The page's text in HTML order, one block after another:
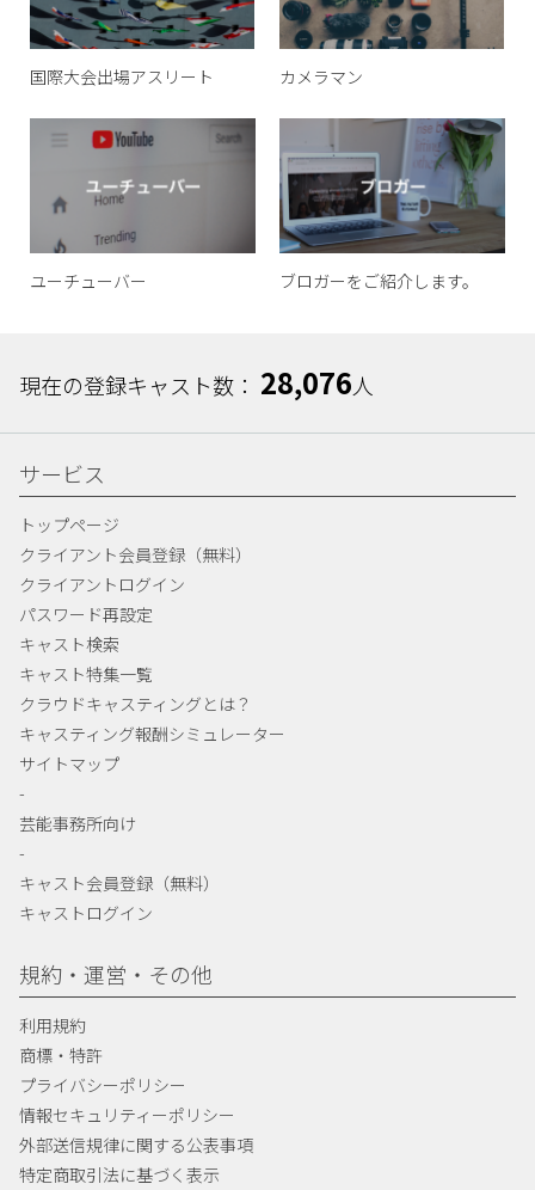
国際大会出場アスリート カメラマン
ユーチューバー ブロガーをご紹介します。
現在の登録キャスト数： 28,076人
サービス
トップページ
クライアント会員登録（無料）
クライアントログイン
パスワード再設定
キャスト検索
キャスト特集一覧
クラウドキャスティングとは？
キャスティング報酬シミュレーター
サイトマップ
-
芸能事務所向け
-
キャスト会員登録（無料）
キャストログイン
規約・運営・その他
利用規約
商標・特許
プライバシーポリシー
情報セキュリティーポリシー
外部送信規律に関する公表事項
特定商取引法に基づく表示